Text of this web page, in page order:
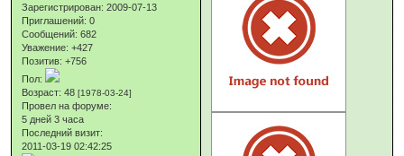
Зарегистрирован: 2009-07-13
Приглашений: 0
Сообщений: 682
Уважение: +427
Позитив: +756
Пол:
Возраст: 48[1978-03-24]
Провел на форуме:
5 дней 3 часа
Последний визит:
2011-03-19 02:42:25